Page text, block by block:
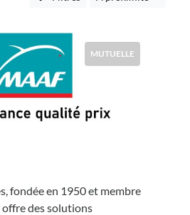
MUTUELLE
fondée en 1950 et membre
des solutions